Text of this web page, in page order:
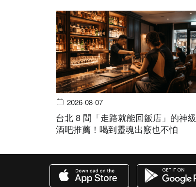
2026-08-07
台北 8 間「走路就能回飯店」的神級
酒吧推薦！喝到靈魂出竅也不怕